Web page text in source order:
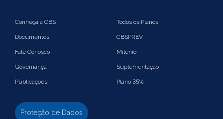
Conheça a CBS
Documentos
Fale Conosco
Governança
Publicações
Proteção de Dados
Todos os Planos
CBSPREV
Milênio
Suplementação
Plano 35%